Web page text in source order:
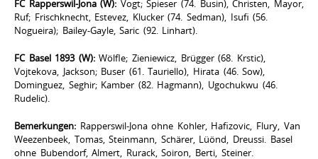
FC Rapperswil-Jona (W): Vogt; Spieser (74. Busin), Christen, Mayor,
Ruf; Frischknecht, Estevez, Klucker (74. Sedman), Isufi (56.
Nogueira); Bailey-Gayle, Saric (92. Linhart).
FC Basel 1893 (W):Wölfle; Zieniewicz, Brügger (68. Krstic),
Vojtekova, Jackson; Buser (61. Tauriello), Hirata (46. Sow),
Dominguez, Seghir; Kamber (82. Hagmann), Ugochukwu (46.
Rudelic).
Bemerkungen: Rapperswil-Jona ohne Kohler, Hafizovic, Flury, Van
Weezenbeek, Tomas, Steinmann, Schärer, Lüönd, Dreussi. Basel
ohne Bubendorf, Almert, Rurack, Soiron, Berti, Steiner.